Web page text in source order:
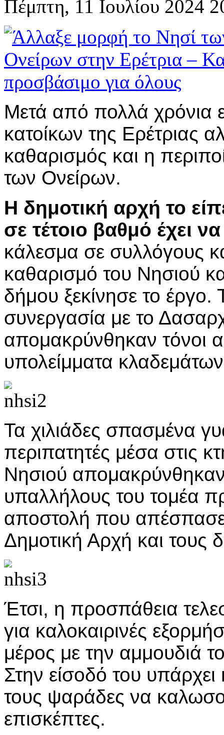
Πέμπτη, 11 Ιουλίου 2024
Μετά από πολλά χρόνια
κατοίκων της Ερέτριας
καθαρισμός και η
των Ονείρων.
Η δημοτική αρχή το
σε τέτοιο βαθμό έχει
κάλεσμα σε συλλόγους
καθαρισμό του Νησιού
δήμου ξεκίνησε το έργο.
συνεργασία με το
απομακρύνθηκαν τόνοι
υπολείμματα
Τα χιλιάδες σπασμένα
περιπατητές μέσα στις
Νησιού
υπαλλήλους του τομέα
αποστολή που
Δημοτική Αρχή και τους
Έτσι, η προσπάθεια
για καλοκαιρινές
μέρος με την αμμουδιά
Στην είσοδό του υπάρχει
τους ψαράδες να
επισκέπτες.